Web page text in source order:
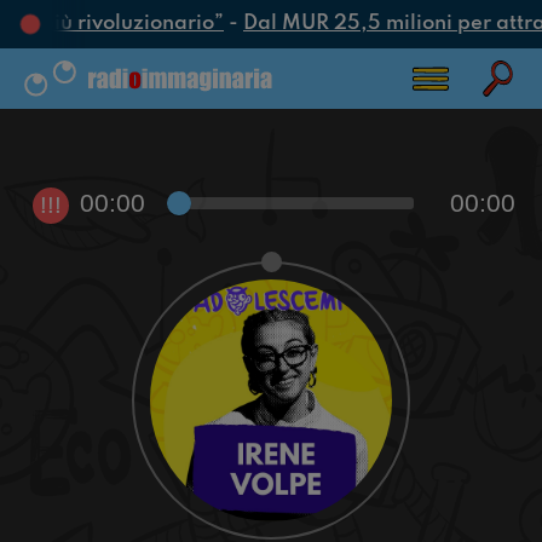
più rivoluzionario”-Dal MUR 25,5 milioni per
!!! 00:00 00:00